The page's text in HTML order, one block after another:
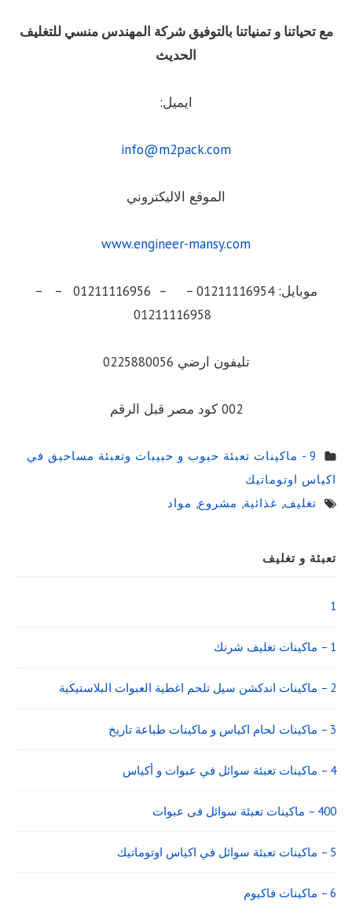
مع تحياتنا و تمنياتنا بالتوفيق شركة المهندس منسي للتغليف
الحديث
ايميل:
info@m2pack.com
الموقع الاليكتروني
www.engineer-mansy.com
موبايل: 01211116954 – – 01211116956 – –
تليفون ارضي 0225880056
002 كود مصر قبل الرقم
9 - ماكينات تعبئة حبوب و حبيبات وتعبئة مساحيق في
اكياس اوتوماتيك
تغليف, غذائية, مشروع, مواد
Sidebar
Widget
Area
تعبئة و تغليف
1
1 – ماكينات تغليف شرنك
2 – ماكينات اندكشن سيل تلحم اغطية العبوات البلاستيكية
3 – ماكينات لحام اكياس و ماكينات طباعة تاريخ
4 – ماكينات تعبئة سوائل في عبوات و أكياس
400 – ماكينات تعبئة سوائل فى عبوات
5 – ماكينات تعبئة سوائل في اكياس اوتوماتيك
6 – ماكينات فاكيوم